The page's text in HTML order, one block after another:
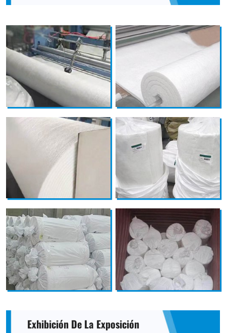
Exhibición De La Exposición